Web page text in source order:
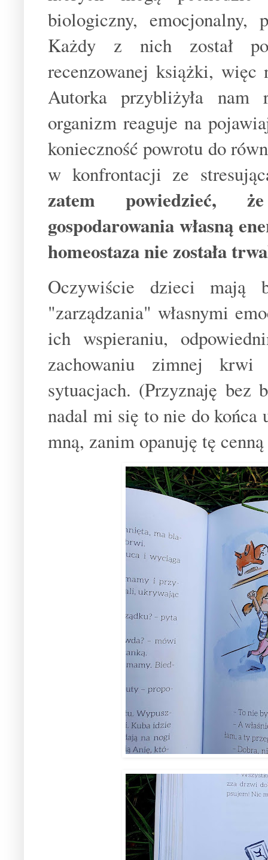
biologiczny, emocjonalny,
Każdy z nich został
recenzowanej książki, więc
Autorka przybliżyła nam
organizm reaguje na
konieczność powrotu do
w konfrontacji ze
zatem powiedzieć,
gospodarowania własną
homeostaza nie została
Oczywiście dzieci mają
"zarządzania" własnymi
ich wspieraniu,
zachowaniu zimnej
sytuacjach. (Przyznaję
nadal mi się to nie do końca
mną, zanim opanuję tę